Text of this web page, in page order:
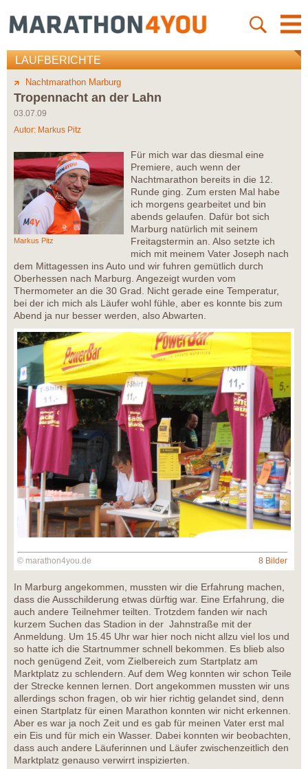
LAUFBERICHTE
Nachtmarathon Marburg
Tropennacht an der Lahn
03.07.09
Autor: Markus Pitz
Markus Pitz
Für mich war das diesmal eine
Premiere, auch wenn der
Nachtmarathon bereits in die 12.
Runde ging. Zum ersten Mal habe
ich morgens gearbeitet und bin
abends gelaufen. Dafür bot sich
Marburg natürlich mit seinem
Freitagstermin an. Also setzte ich
mich mit meinem Vater Joseph nach
dem Mittagessen ins Auto und wir fuhren gemütlich durch
Oberhessen nach Marburg. Angezeigt wurden vom
Thermometer an die 30 Grad. Nicht gerade eine Temperatur,
bei der ich mich als Läufer wohl fühle, aber es konnte bis zum
Abend ja nur besser werden, also Abwarten.
© marathon4you.de 8 Bilder
In Marburg angekommen, mussten wir die Erfahrung machen,
dass die Ausschilderung etwas dürftig war. Eine Erfahrung, die
auch andere Teilnehmer teilten. Trotzdem fanden wir nach
kurzem Suchen das Stadion in der Jahnstraße mit der
Anmeldung. Um 15.45 Uhr war hier noch nicht allzu viel los und
so hatte ich die Startnummer schnell bekommen. Es blieb also
noch genügend Zeit, vom Zielbereich zum Startplatz am
Marktplatz zu schlendern. Auf dem Weg konnten wir schon Teile
der Strecke kennen lernen. Dort angekommen mussten wir uns
allerdings schon fragen, ob wir hier richtig gelandet sind, denn
einen Startplatz für einen Marathon konnten wir nicht erkennen.
Aber es war ja noch Zeit und es gab für meinen Vater erst mal
ein Eis und für mich ein Wasser. Dabei konnten wir beobachten,
dass auch andere Läuferinnen und Läufer zwischenzeitlich den
Marktplatz genauso verwirrt inspizierten.